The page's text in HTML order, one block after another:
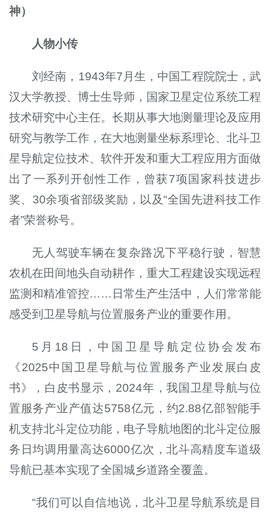
神）
人物小传
刘经南，1943年7月生，中国工程院院士，武
汉大学教授、博士生导师，国家卫星定位系统工程
技术研究中心主任。长期从事大地测量理论及应用
研究与教学工作，在大地测量坐标系理论、北斗卫
星导航定位技术、软件开发和重大工程应用方面做
出了一系列开创性工作，曾获7项国家科技进步
奖、30余项省部级奖励，以及“全国先进科技工作
者”荣誉称号。
无人驾驶车辆在复杂路况下平稳行驶，智慧
农机在田间地头自动耕作，重大工程建设实现远程
监测和精准管控……日常生产生活中，人们常常能
感受到卫星导航与位置服务产业的重要作用。
5月18日，中国卫星导航定位协会发布
《2025中国卫星导航与位置服务产业发展白皮
书》，白皮书显示，2024年，我国卫星导航与位
置服务产业产值达5758亿元，约2.88亿部智能手
机支持北斗定位功能，电子导航地图的北斗定位服
务日均调用量高达6000亿次，北斗高精度车道级
导航已基本实现了全国城乡道路全覆盖。
“我们可以自信地说，北斗卫星导航系统是目